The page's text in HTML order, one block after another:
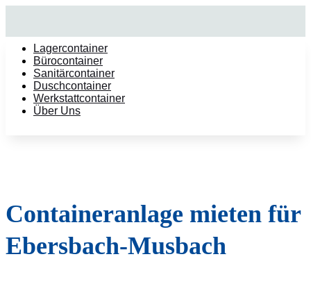
Lagercontainer
Bürocontainer
Sanitärcontainer
Duschcontainer
Werkstattcontainer
Über Uns
Containeranlage mieten für
Ebersbach-Musbach